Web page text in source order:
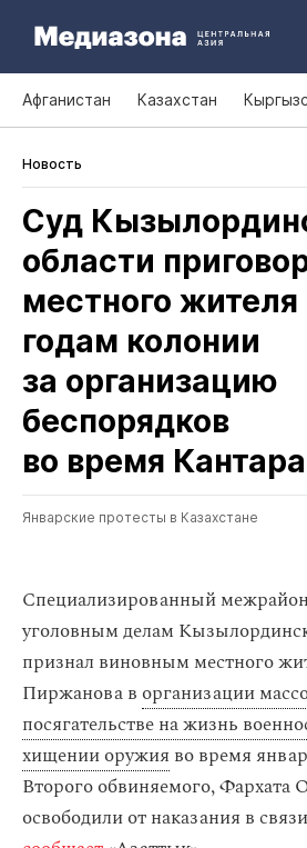
Афганистан Казахстан
Новость
Суд
области
местного жителя
годам колонии
за организацию
беспорядков
во время Кантара
Январские протесты в Казахстане
Специализированный
уголовным делам
признал виновным местного
Пиржанова в организации
посягательстве на жизнь
хищении оружия во время
Второго обвиняемого, Фархата
освободили от наказания в